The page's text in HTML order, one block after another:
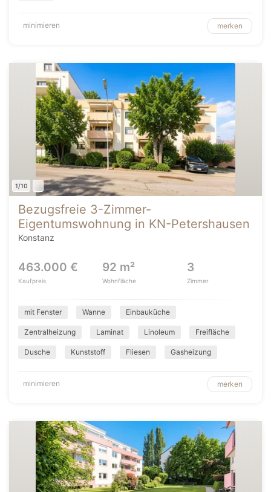
minimieren merken
1/10
Bezugsfreie 3-Zimmer-
Eigentumswohnung in KN-Petershausen
Konstanz
463.000 €
Kaufpreis
92 m²
Wohnfläche
3
Zimmer
mit Fenster Wanne Einbauküche
Zentralheizung Laminat Linoleum Freifläche
Dusche Kunststoff Fliesen Gasheizung
minimieren merken